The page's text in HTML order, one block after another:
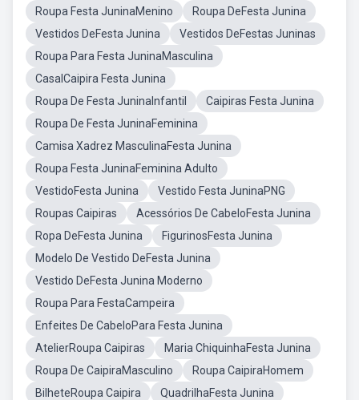
Roupa Festa JuninaMenino
Roupa DeFesta Junina
Vestidos DeFesta Junina
Vestidos DeFestas Juninas
Roupa Para Festa JuninaMasculina
CasalCaipira Festa Junina
Roupa De Festa JuninaInfantil
Caipiras Festa Junina
Roupa De Festa JuninaFeminina
Camisa Xadrez MasculinaFesta Junina
Roupa Festa JuninaFeminina Adulto
VestidoFesta Junina
Vestido Festa JuninaPNG
Roupas Caipiras
Acessórios De CabeloFesta Junina
Ropa DeFesta Junina
FigurinosFesta Junina
Modelo De Vestido DeFesta Junina
Vestido DeFesta Junina Moderno
Roupa Para FestaCampeira
Enfeites De CabeloPara Festa Junina
AtelierRoupa Caipiras
Maria ChiquinhaFesta Junina
Roupa De CaipiraMasculino
Roupa CaipiraHomem
BilheteRoupa Caipira
QuadrilhaFesta Junina